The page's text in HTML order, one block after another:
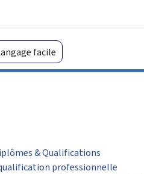
facile
& Qualifications
qualification professionnelle